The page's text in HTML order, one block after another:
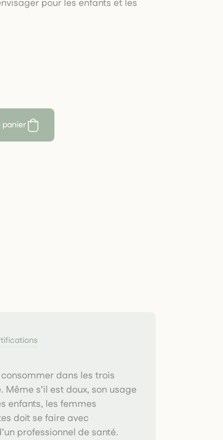
pour les enfants et les
panier
dans les trois
s’il est doux, son usage
enfants, les femmes
doit se faire avec
professionnel de santé.